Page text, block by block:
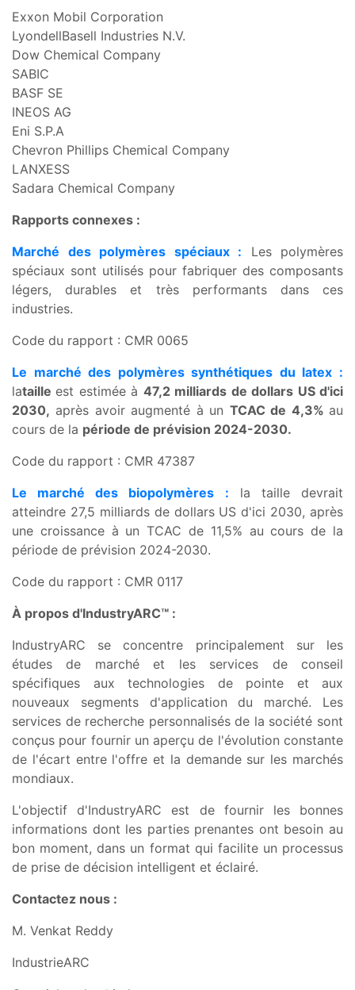
Exxon Mobil Corporation
LyondellBasell Industries N.V.
Dow Chemical Company
SABIC
BASF SE
INEOS AG
Eni S.P.A
Chevron Phillips Chemical Company
LANXESS
Sadara Chemical Company
Rapports connexes :
Marché des polymères spéciaux : Les polymères
spéciaux sont utilisés pour fabriquer des composants
légers, durables et très performants dans ces
industries.
Code du rapport : CMR 0065
Le marché des polymères synthétiques du latex :
latailleest estimée à 47,2 milliards de dollars US d'ici
2030, après avoir augmenté à un TCAC de 4,3% au
cours de la période de prévision 2024-2030.
Code du rapport : CMR 47387
Le marché des biopolymères : la taille devrait
atteindre 27,5 milliards de dollars US d'ici 2030, après
une croissance à un TCAC de 11,5% au cours de la
période de prévision 2024-2030.
Code du rapport : CMR 0117
À propos d'IndustryARC™ :
IndustryARC se concentre principalement sur les
études de marché et les services de conseil
spécifiques aux technologies de pointe et aux
nouveaux segments d'application du marché. Les
services de recherche personnalisés de la société sont
conçus pour fournir un aperçu de l'évolution constante
de l'écart entre l'offre et la demande sur les marchés
mondiaux.
L'objectif d'IndustryARC est de fournir les bonnes
informations dont les parties prenantes ont besoin au
bon moment, dans un format qui facilite un processus
de prise de décision intelligent et éclairé.
Contactez nous :
M. Venkat Reddy
IndustrieARC